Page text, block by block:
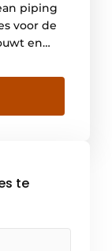
piping
voor de
en
met
en
te